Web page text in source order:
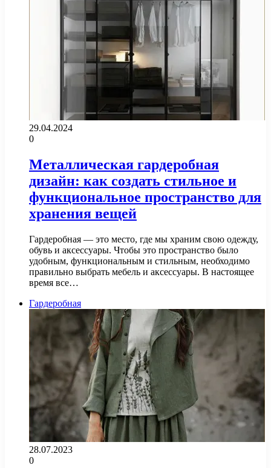
29.04.2024
0
Металлическая гардеробная
дизайн: как создать стильное и
функциональное пространство для
хранения вещей
Гардеробная — это место, где мы храним свою одежду,
обувь и аксессуары. Чтобы это пространство было
удобным, функциональным и стильным, необходимо
правильно выбрать мебель и аксессуары. В настоящее
время все…
Гардеробная
28.07.2023
0